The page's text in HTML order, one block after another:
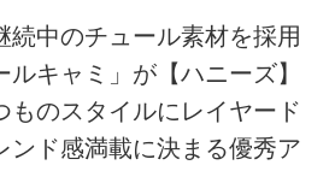
続中のチュール素材を採用
ルキャミ」が【ハニーズ】
ものスタイルにレイヤード
ンド感満載に決まる優秀ア